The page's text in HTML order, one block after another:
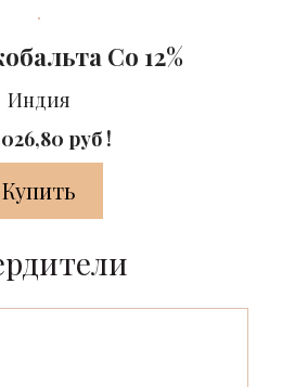
Co 12%
Индия
руб !
Купить